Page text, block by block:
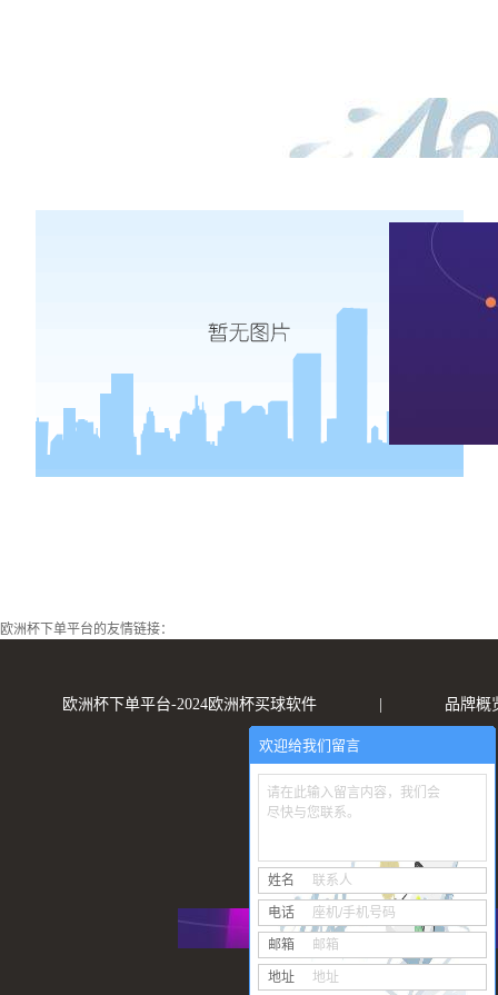
欧洲杯下单平台的友情链接：
欧洲杯下单平台-2024欧洲杯买球软件 品牌概
欢迎给我们留言
请在此输入留言内容，我们会
尽快与您联系。
姓名 联系人
电话 座机/手机号码
邮箱 邮箱
地址 地址